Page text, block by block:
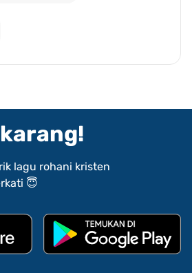
lagu rohani kristen
😇